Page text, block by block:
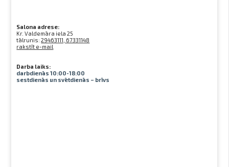
Salona adrese:
Kr. Valdemāra iela 25
tālrunis:29463111, 67331148
rakstīt e-mail
Darba laiks:
darbdienās 10:00-18:00
sestdienās un svētdienās – brīvs